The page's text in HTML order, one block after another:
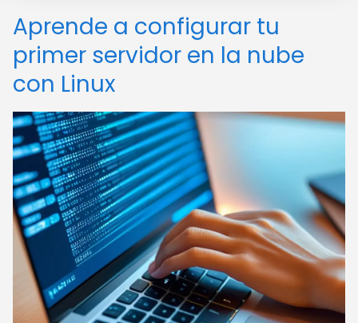
Aprende a configurar tu
primer servidor en la nube
con Linux